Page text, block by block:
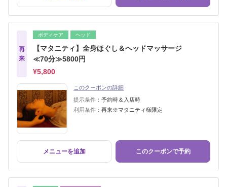
再
来
ボディケア ヘッド
【マタニティ】全身ほぐし＆ヘッドマッサージ
≪70分≫5800円
¥5,800
このクーポンの詳細
提示条件： 予約時＆入店時
利用条件： 再来※マタニティ様限定
メニューを追加 このクーポンで予約